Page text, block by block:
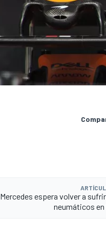
Mercedes espera volver a
neumáticos en